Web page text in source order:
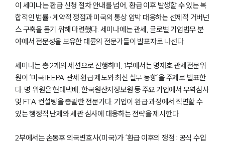
이 세미나는 환급 신청 절차 안내를 넘어, 환급 이후 발생할 수 있는 복
합적인 법률·계약적 쟁점과 미국의 통상 압박 대응하는 선제적 거버넌
스 구축을 돕기 위해 마련했다. 세미나에는 관세, 글로벌 기업법무 분
야에서 전문성을 보유한 대륜의 전문가들이 발표자로 나선다.
세미나는 총 2개의 세션으로 진행하며, 1부에서는 명재호 관세전문위
원이 ‘미국 IEEPA 관세 환급 제도와 최신 실무 동향’을 주제로 발표한
다. 명 위원은 현대택배, 한국원산지정보원 등 주요 기업에서 무역심사
및 FTA 컨설팅을 총괄한 전문가다. 기업이 환급 과정에서 직면할 수
있는 행정적 난제와 세관 심사에 대응하는 전략을 제시한다.
2부에서는 손동후 외국변호사(미국)가 ‘환급 이후의 쟁점 : 공식 수입